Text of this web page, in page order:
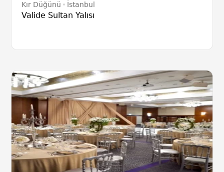
Kır Düğünü İstanbul
Valide Sultan Yalısı